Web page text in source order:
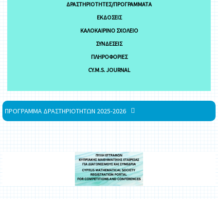
ΔΡΑΣΤΗΡΙΌΤΗΤΕΣ/ΠΡΟΓΡΆΜΜΑΤΑ
ΕΚΔΌΣΕΙΣ
ΚΑΛΟΚΑΙΡΙΝΌ ΣΧΟΛΕΊΟ
ΣΥΝΔΈΣΕΙΣ
ΠΛΗΡΟΦΟΡΊΕΣ
CY.M.S. JOURNAL
ΠΡΟΓΡΑΜΜΑ ΔΡΑΣΤΗΡΙΟΤΗΤΩΝ 2025-2026